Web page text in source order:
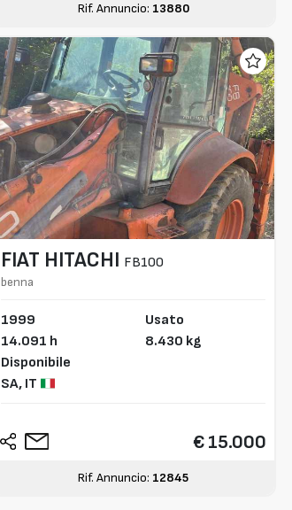
Rif. Annuncio: 13880
FIAT HITACHI FB100
benna
1999
14.091 h
Disponibile
SA, IT
Usato
8.430 kg
€ 15.000
Rif. Annuncio: 12845